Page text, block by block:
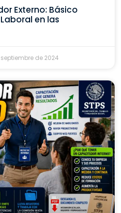
Externo: Básico
en las
de 2024